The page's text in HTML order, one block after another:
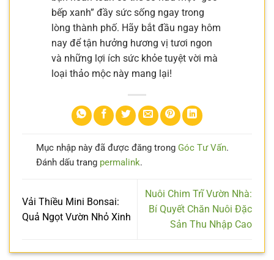
bếp xanh” đầy sức sống ngay trong
lòng thành phố. Hãy bắt đầu ngay hôm
nay để tận hưởng hương vị tươi ngon
và những lợi ích sức khỏe tuyệt vời mà
loại thảo mộc này mang lại!
Mục nhập này đã được đăng trong Góc Tư Vấn.
Đánh dấu trang permalink.
Vải Thiều Mini Bonsai:
Quả Ngọt Vườn Nhỏ Xinh
Nuôi Chim Trĩ Vườn Nhà:
Bí Quyết Chăn Nuôi Đặc
Sản Thu Nhập Cao